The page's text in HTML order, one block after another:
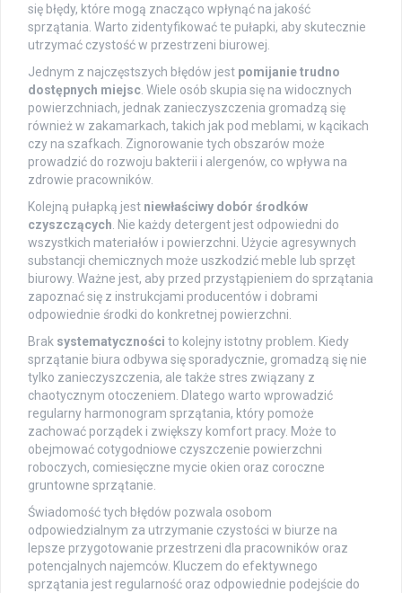
się błędy, które mogą znacząco wpłynąć na jakość
sprzątania. Warto zidentyfikować te pułapki, aby skutecznie
utrzymać czystość w przestrzeni biurowej.
Jednym z najczęstszych błędów jest pomijanie trudno
dostępnych miejsc . Wiele osób skupia się na widocznych
powierzchniach, jednak zanieczyszczenia gromadzą się
również w zakamarkach, takich jak pod meblami, w kącikach
czy na szafkach. Zignorowanie tych obszarów może
prowadzić do rozwoju bakterii i alergenów, co wpływa na
zdrowie pracowników.
Kolejną pułapką jest niewłaściwy dobór środków
czyszczących . Nie każdy detergent jest odpowiedni do
wszystkich materiałów i powierzchni. Użycie agresywnych
substancji chemicznych może uszkodzić meble lub sprzęt
biurowy. Ważne jest, aby przed przystąpieniem do sprzątania
zapoznać się z instrukcjami producentów i dobrami
odpowiednie środki do konkretnej powierzchni.
Brak systematyczności to kolejny istotny problem. Kiedy
sprzątanie biura odbywa się sporadycznie, gromadzą się nie
tylko zanieczyszczenia, ale także stres związany z
chaotycznym otoczeniem. Dlatego warto wprowadzić
regularny harmonogram sprzątania, który pomoże
zachować porządek i zwiększy komfort pracy. Może to
obejmować cotygodniowe czyszczenie powierzchni
roboczych, comiesięczne mycie okien oraz coroczne
gruntowne sprzątanie.
Świadomość tych błędów pozwala osobom
odpowiedzialnym za utrzymanie czystości w biurze na
lepsze przygotowanie przestrzeni dla pracowników oraz
potencjalnych najemców. Kluczem do efektywnego
sprzątania jest regularność oraz odpowiednie podejście do